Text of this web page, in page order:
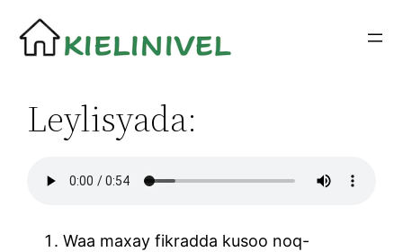
Siirry
sisältöön
Leylisyada:
Waa maxay fikradda kusoo noq-